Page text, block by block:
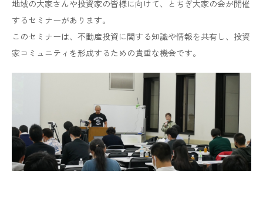
地域の大家さんや投資家の皆様に向けて、とちぎ大家の会が開催
するセミナーがあります。
​​​​​​​このセミナーは、不動産投資に関する知識や情報を共有し、投資
家コミュニティを形成するための貴重な機会です。